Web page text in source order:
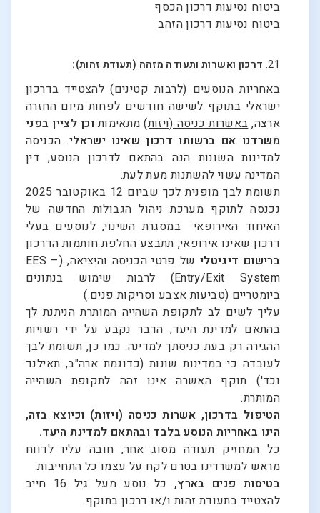
ביטוח נסיעות דרכון הכסף
ביטוח נסיעות דרכון הזהב
21. דרכון ואשרות ותעודה מזהה (תעודת זהות):
באחריות הנוסעים (לרבות קטינים) להצטיידבדרכון
ישראלי בתוקף לשישה חודשים לפחותמיום החזרה
ארצה,באשרות כניסה (ויזות)מתאימות וכן לציין בפני
משרדנו אם ברשותו דרכון שאינו ישראלי. הכניסה
למדינות השונות הנה בהתאם לדרכון הנוסע, דין
המדינה עשוי להשתנות מעת לעת.
תשומת לבך מופנית לכך שביום 12 באוקטובר 2025
נכנסה לתוקף מערכת ניהול הגבולות החדשה של
האיחוד האירופאי במסגרת השינוי, לנוסעים בעלי
דרכון שאינו אירופאי, תתבצע החלפת חותמות הדרכון
ברישום דיגיטלי
של פרטי הכניסה והיציאה, (EES –
Entry/Exit System) לרבות שימוש בנתונים
ביומטריים (טביעות אצבע וסריקות פנים.)
עליך לשים לב לתקופת השהייה המותרת הניתנת לך
בהתאם למדינת היעד, הדבר נקבע על ידי רשויות
ההגירה רק בעת כניסתך למדינה. כמו כן, תשומת לבך
לעובדה כי במדינות שונות (כדוגמת ארה"ב, תאילנד
וכד') תוקף האשרה אינו זהה לתקופת השהייה
המותרת.
הטיפול בדרכון, אשרות כניסה (ויזות) וכיוצא בזה,
הינו באחריות הנוסע בלבד ובהתאם למדינת היעד.
כל המחזיק תעודה מסוג אחר, חובה עליו לדווח
מראש למשרדינו בטרם לקח על עצמו כל התחייבות.
בטיסות פנים בארץ,
כל נוסע מעל גיל 16 חייב
להצטייד בתעודת זהות ו/או דרכון בתוקף.